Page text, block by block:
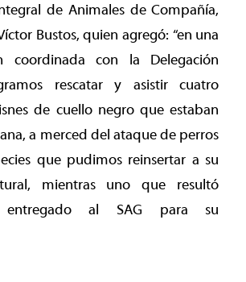
de Animales de Compañía,
Bustos, quien agregó: “en una
coordinada con la Delegación
rescatar y asistir cuatro
de cuello negro que estaban
a merced del ataque de perros
que pudimos reinsertar a su
mientras uno que resultó
al SAG para su